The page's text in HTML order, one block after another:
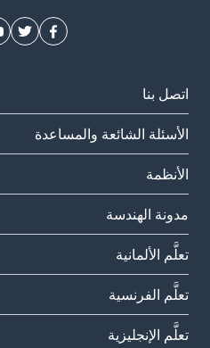
اتصل بنا
الأسئلة الشائعة والمساعدة
الأنظمة
مدونة الهندسة
تعلَّم الألمانية
تعلَّم الفرنسية
تعلَّم الإنجليزية